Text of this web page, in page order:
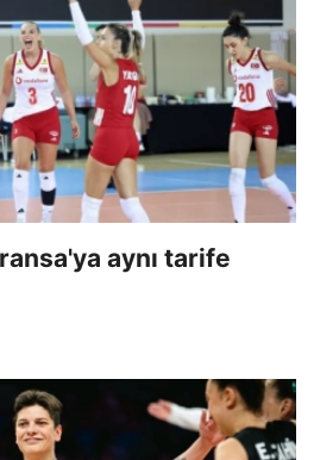
aynı tarife